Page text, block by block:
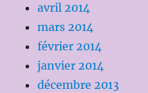
avril 2014
mars 2014
février 2014
janvier 2014
décembre 2013